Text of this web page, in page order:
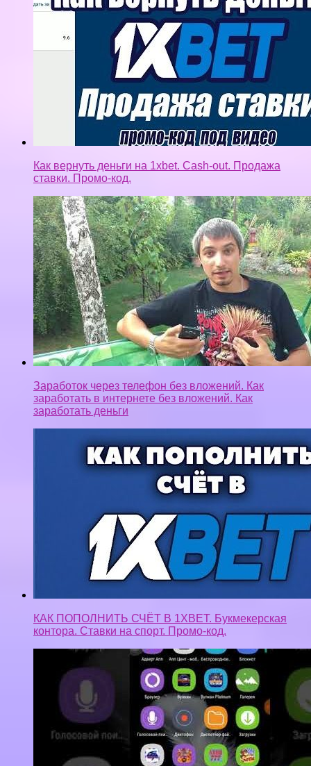
Как вернуть деньги на 1xbet. Cash-out. Продажа
ставки. Промо-код.
Заработок через телефон без вложений. Как
заработать в интернете без вложений. Как
заработать деньги
КАК ПОПОЛНИТЬ СЧЁТ В 1XBET. Букмекерская
контора. Ставки на спорт. Промо-код.